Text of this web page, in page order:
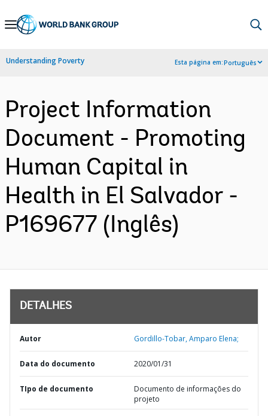
Skip
Navigation
Understanding Poverty Esta página em:Português
Project Information
Document - Promoting
Human Capital in
Health in El Salvador -
P169677 (Inglês)
DETALHES
Autor Gordillo-Tobar, Amparo Elena;
Data do documento 2020/01/31
TIpo de documento
Documento de informações do
projeto